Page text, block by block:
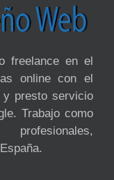
freelance en el
online con el
y presto servicio
Trabajo como